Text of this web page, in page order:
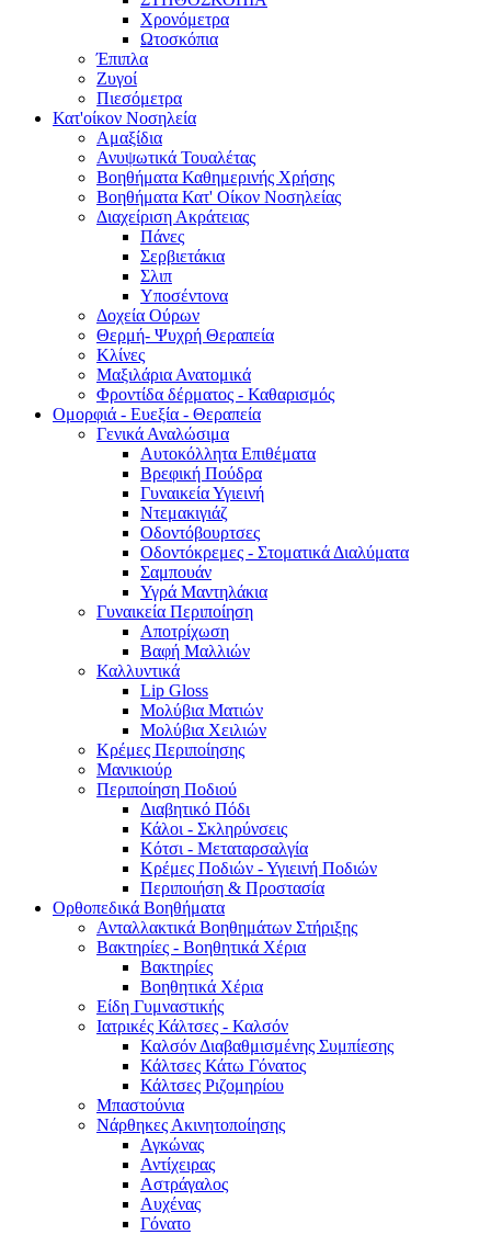
Χρονόμετρα
Ωτοσκόπια
Έπιπλα
Ζυγοί
Πιεσόμετρα
Κατ'οίκον Νοσηλεία
Αμαξίδια
Ανυψωτικά Τουαλέτας
Βοηθήματα Καθημερινής Χρήσης
Βοηθήματα Κατ' Οίκον Νοσηλείας
Διαχείριση Ακράτειας
Πάνες
Σερβιετάκια
Σλιπ
Υποσέντονα
Δοχεία Ούρων
Θερμή- Ψυχρή Θεραπεία
Κλίνες
Μαξιλάρια Ανατομικά
Φροντίδα δέρματος - Καθαρισμός
Ομορφιά - Ευεξία - Θεραπεία
Γενικά Αναλώσιμα
Αυτοκόλλητα Επιθέματα
Βρεφική Πούδρα
Γυναικεία Υγιεινή
Ντεμακιγιάζ
Οδοντόβουρτσες
Οδοντόκρεμες - Στοματικά Διαλύματα
Σαμπουάν
Υγρά Μαντηλάκια
Γυναικεία Περιποίηση
Αποτρίχωση
Βαφή Μαλλιών
Καλλυντικά
Lip Gloss
Μολύβια Ματιών
Μολύβια Χειλιών
Κρέμες Περιποίησης
Μανικιούρ
Περιποίηση Ποδιού
Διαβητικό Πόδι
Κάλοι - Σκληρύνσεις
Κότσι - Μεταταρσαλγία
Κρέμες Ποδιών - Υγιεινή Ποδιών
Περιποιήση & Προστασία
Ορθοπεδικά Βοηθήματα
Ανταλλακτικά Βοηθημάτων Στήριξης
Βακτηρίες - Βοηθητικά Χέρια
Βακτηρίες
Βοηθητικά Χέρια
Είδη Γυμναστικής
Ιατρικές Κάλτσες - Καλσόν
Καλσόν Διαβαθμισμένης Συμπίεσης
Κάλτσες Κάτω Γόνατος
Κάλτσες Ριζομηρίου
Μπαστούνια
Νάρθηκες Ακινητοποίησης
Αγκώνας
Αντίχειρας
Αστράγαλος
Αυχένας
Γόνατο